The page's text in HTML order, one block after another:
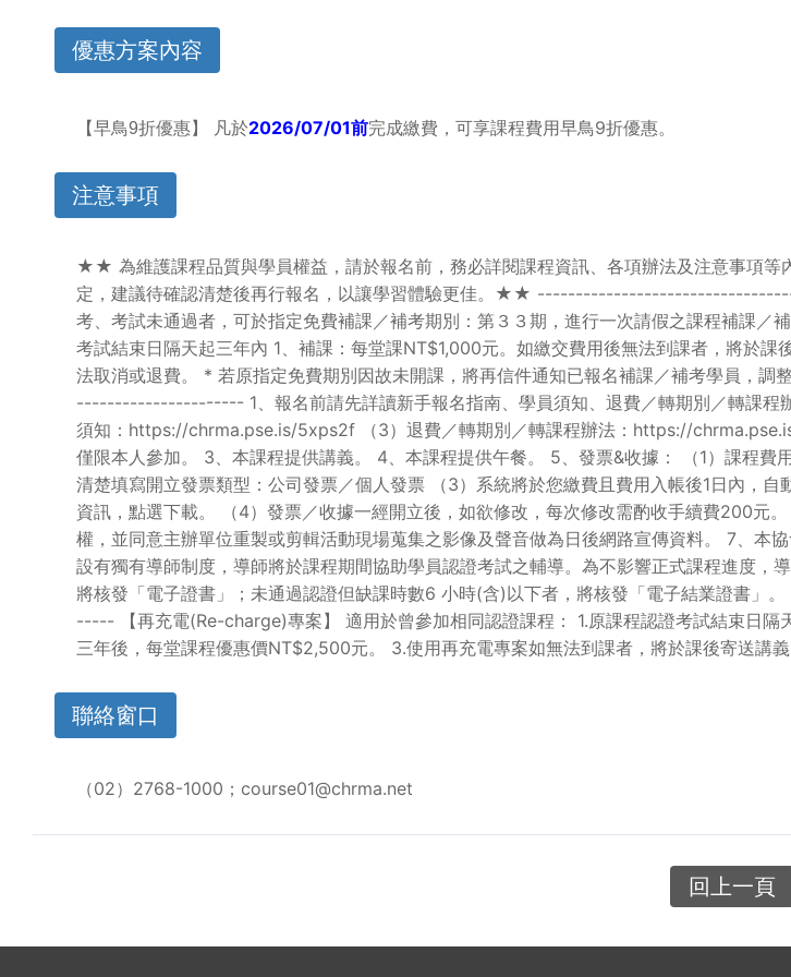
優惠方案內容
【早鳥9折優惠】 凡於2026/07/01前完成繳費，可享課程費用早鳥9折優惠。
注意事項
★★ 為維護課程品質與學員權益，請於報名前，務必詳閱課程資訊、各項辦法及注意事項
定，建議待確認清楚後再行報名，以讓學習體驗更佳。★★
考、考試未通過者，可於指定免費補課／補考期別：第３３期，進行一次請假之課程補課
考試結束日隔天起三年內 1、補課：每堂課NT$1,000元。如繳交費用後無法到課者，將於
法取消或退費。 * 若原指定免費期別因故未開課，將再信件通知已報名補課／補考
---------------------- 1、報名前請先詳讀新手報名指南、學員須知、退費／轉期別／轉課程
須知：https://chrma.pse.is/5xps2f （3）退費／轉期別／轉課程辦法：https://
僅限本人參加。 3、本課程提供講義。 4、本課程提供午餐。 5、發票&收據： （1）課程
清楚填寫開立發票類型：公司發票／個人發票 （3）系統將於您繳費且費用入帳後1日內，
資訊，點選下載。 （4）發票／收據一經開立後，如欲修改，每次修改需酌收手續費200元
權，並同意主辦單位重製或剪輯活動現場蒐集之影像及聲音做為日後網路宣傳資料。 7、
設有獨有導師制度，導師將於課程期間協助學員認證考試之輔導。為不影響正式課程進度
將核發「電子證書」；未通過認證但缺課時數6 小時(含)以下者，將核發「電子
----- 【再充電(Re-charge)專案】 適用於曾參加相同認證課程： 1.原課程認證考試結束日
三年後，每堂課程優惠價NT$2,500元。 3.使用再充電專案如無法到課者，將於課後寄送講
聯絡窗口
（02）2768-1000；course01@chrma.net
回上一頁